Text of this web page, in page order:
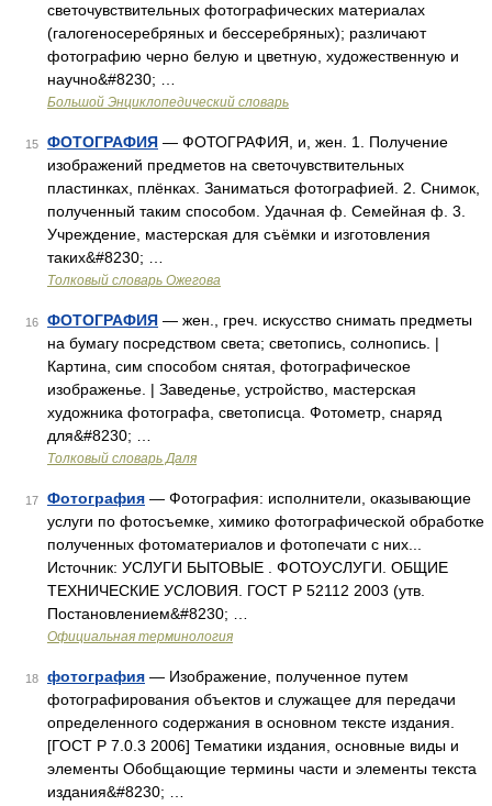
светочувствительных фотографических материалах
(галогеносеребряных и бессеребряных); различают
фотографию черно белую и цветную, художественную и
научно&#8230; …
Большой Энциклопедический словарь
15 ФОТОГРАФИЯ — ФОТОГРАФИЯ, и, жен. 1. Получение
изображений предметов на светочувствительных
пластинках, плёнках. Заниматься фотографией. 2. Снимок,
полученный таким способом. Удачная ф. Семейная ф. 3.
Учреждение, мастерская для съёмки и изготовления
таких&#8230; …
Толковый словарь Ожегова
16 ФОТОГРАФИЯ — жен., греч. искусство снимать предметы
на бумагу посредством света; светопись, солнопись. |
Картина, сим способом снятая, фотографическое
изображенье. | Заведенье, устройство, мастерская
художника фотографа, светописца. Фотометр, снаряд
для&#8230; …
Толковый словарь Даля
17 Фотография — Фотография: исполнители, оказывающие
услуги по фотосъемке, химико фотографической обработке
полученных фотоматериалов и фотопечати с них...
Источник: УСЛУГИ БЫТОВЫЕ . ФОТОУСЛУГИ. ОБЩИЕ
ТЕХНИЧЕСКИЕ УСЛОВИЯ. ГОСТ Р 52112 2003 (утв.
Постановлением&#8230; …
Официальная терминология
18 фотография — Изображение, полученное путем
фотографирования объектов и служащее для передачи
определенного содержания в основном тексте издания.
[ГОСТ Р 7.0.3 2006] Тематики издания, основные виды и
элементы Обобщающие термины части и элементы текста
издания&#8230; …